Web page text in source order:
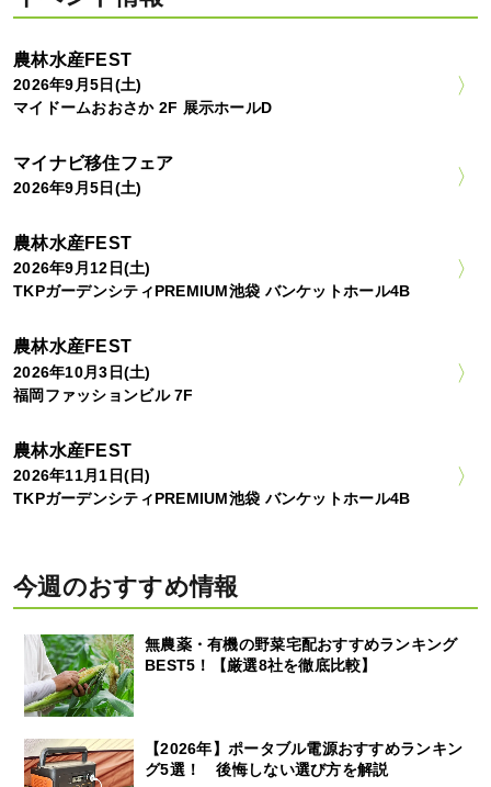
農林水産FEST
2026年9月5日(土)
マイドームおおさか 2F 展示ホールD
マイナビ移住フェア
2026年9月5日(土)
農林水産FEST
2026年9月12日(土)
TKPガーデンシティPREMIUM池袋 バンケットホール4B
農林水産FEST
2026年10月3日(土)
福岡ファッションビル 7F
農林水産FEST
2026年11月1日(日)
TKPガーデンシティPREMIUM池袋 バンケットホール4B
今週のおすすめ情報
無農薬・有機の野菜宅配おすすめランキング
BEST5！【厳選8社を徹底比較】
【2026年】ポータブル電源おすすめランキン
グ5選！ 後悔しない選び方を解説